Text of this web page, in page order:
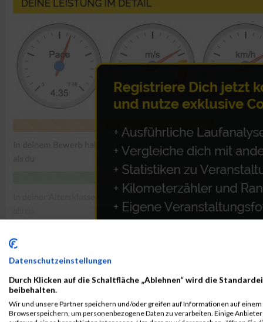
ALBUM GRAZ MARATHON / 12.10.2025
Datenschutzeinstellungen
Durch Klicken auf die Schaltfläche „Ablehnen“ wird die
beibehalten.
Wir und unsere Partner speichern und/oder greifen auf Informationen auf einem
Browserspeichern, um personenbezogene Daten zu verarbeiten. Einige